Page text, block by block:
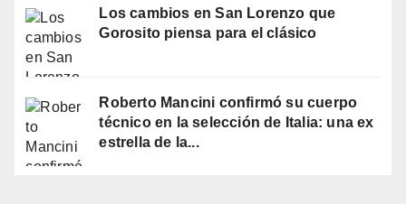
Los cambios en San Lorenzo que
Gorosito piensa para el clásico
Roberto Mancini confirmó su cuerpo
técnico en la selección de Italia: una ex
estrella de la...